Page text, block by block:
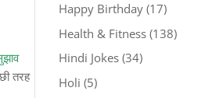
तरह
Happy Birthday(17)
Health & Fitness(138)
Hindi Jokes(34)
Holi (5)